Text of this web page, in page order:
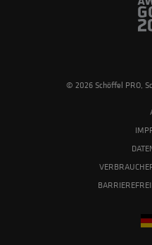
© 2026 Schöffel PRO,